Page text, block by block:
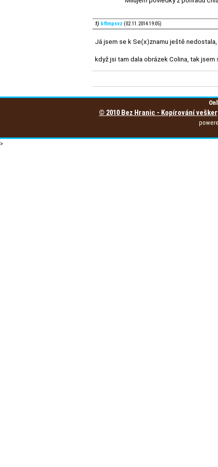
1) bflmpsvz (02.11.2014 19:05)
Já jsem se k Se(x)znamu ještě
když jsi tam dala obrázek Colina, tak
© 2010 Bez Hranic - Kopírování
>